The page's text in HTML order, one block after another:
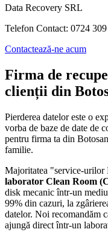
Data Recovery SRL
Telefon Contact: 0724
Contactează-ne acum
Firma de
clienții din
Pierderea datelor este o
vorba de baze de date de
pentru firma ta din
familie.
Majoritatea "service-
laborator Clean Room
disk mecanic într-un
99% din cazuri, la
datelor. Noi recomandăm
ajungă direct într-un